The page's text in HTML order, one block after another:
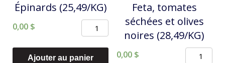
Épinards (25,49/KG)
0,00 $
quantité
Épinards
Ajouter au panier
Feta, tomates
séchées et olives
noires (28,49/KG)
0,00 $
quantité